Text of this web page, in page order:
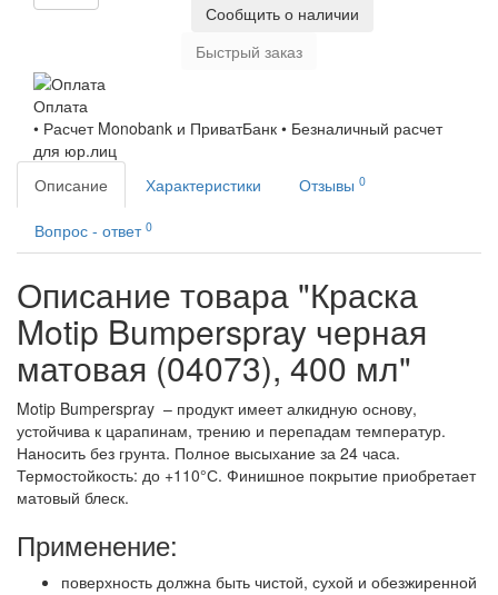
Сообщить о наличии
Быстрый заказ
Оплата
• Расчет Monobank и ПриватБанк • Безналичный расчет
для юр.лиц
Описание
Характеристики Отзывы 0
Вопрос - ответ 0
Описание товара "Краска
Motip Bumperspray черная
матовая (04073), 400 мл"
Motip Bumperspray – продукт имеет алкидную основу,
устойчива к царапинам, трению и перепадам температур.
Наносить без грунта. Полное высыхание за 24 часа.
Термостойкость: до +110°С. Финишное покрытие приобретает
матовый блеск.
Применение:
поверхность должна быть чистой, сухой и обезжиренной